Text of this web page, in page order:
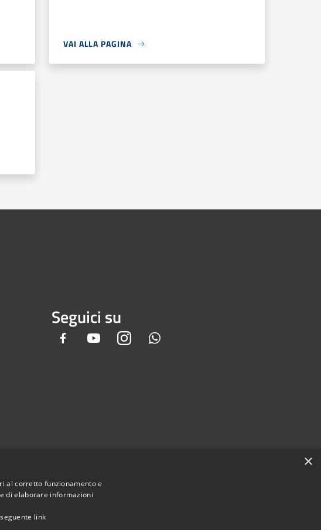
VAI ALLA PAGINA
Seguici su
Facebook YoutubeInstagram
×
al corretto funzionamento e
di elaborare informazioni
link